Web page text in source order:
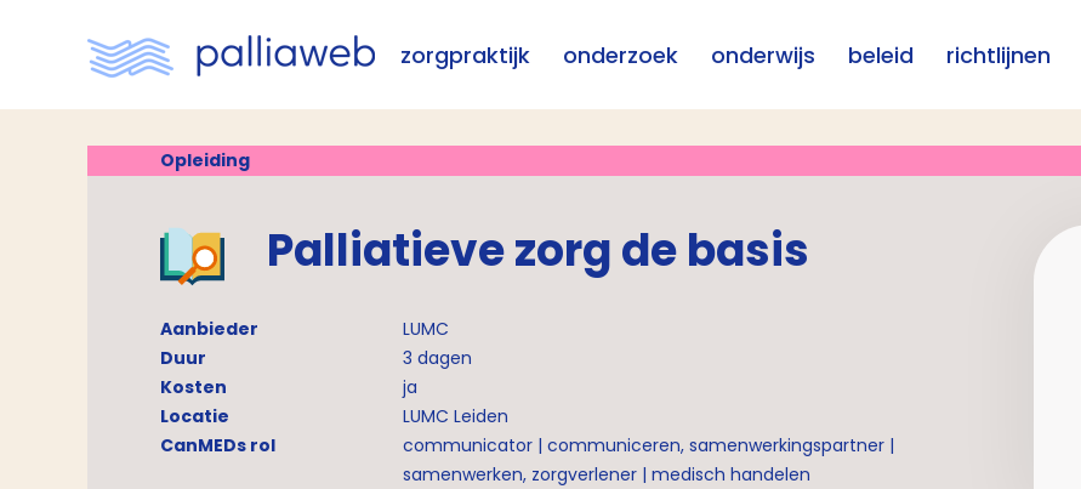
zorgpraktijk onderzoek onderwijs beleid richtlijnen
Opleiding
Palliatieve zorg de basis
Aanbieder
LUMC
Duur
3 dagen
Kosten
ja
Locatie
LUMC Leiden
CanMEDs rol
communicator | communiceren, samenwerkingspartner |
samenwerken, zorgverlener | medisch handelen